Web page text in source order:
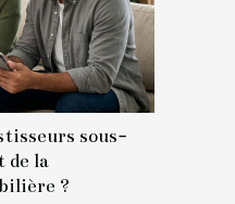
sous-
de la
?